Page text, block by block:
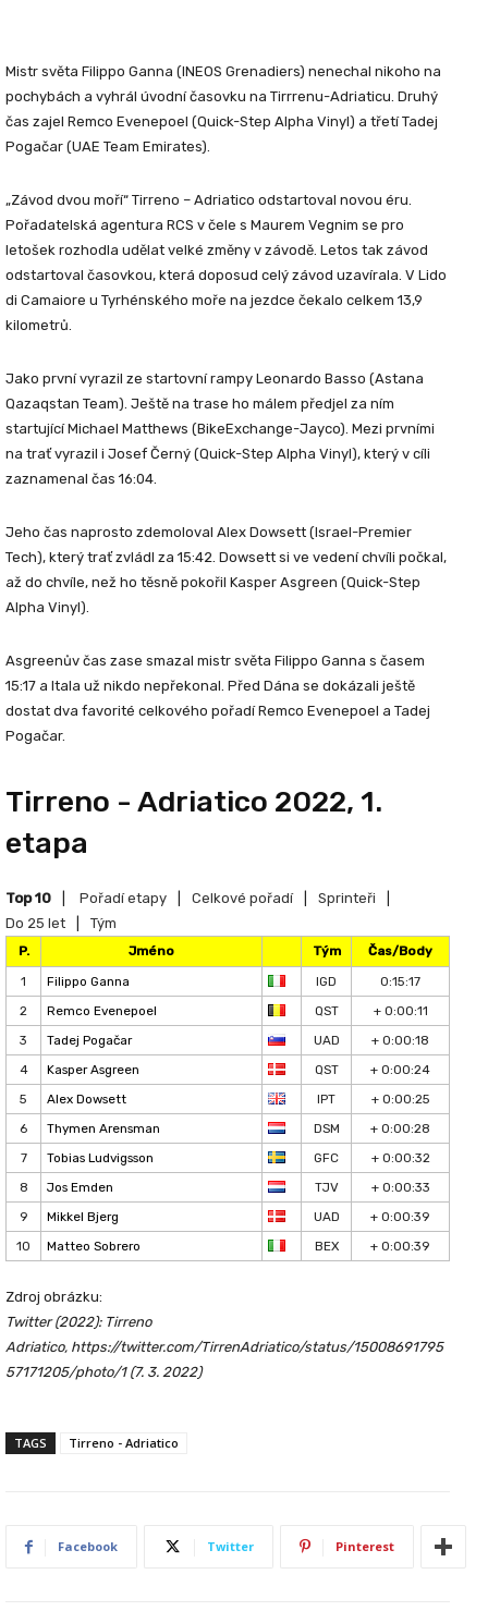
Mistr světa Filippo Ganna (INEOS Grenadiers) nenechal nikoho na
pochybách a vyhrál úvodní časovku na Tirrrenu-Adriaticu. Druhý
čas zajel Remco Evenepoel (Quick-Step Alpha Vinyl) a třetí Tadej
Pogačar (UAE Team Emirates).
„Závod dvou moří“ Tirreno – Adriatico odstartoval novou éru.
Pořadatelská agentura RCS v čele s Maurem Vegnim se pro
letošek rozhodla udělat velké změny v závodě. Letos tak závod
odstartoval časovkou, která doposud celý závod uzavírala. V Lido
di Camaiore u Tyrhénského moře na jezdce čekalo celkem 13,9
kilometrů.
Jako první vyrazil ze startovní rampy Leonardo Basso (Astana
Qazaqstan Team). Ještě na trase ho málem předjel za ním
startující Michael Matthews (BikeExchange-Jayco). Mezi prvními
na trať vyrazil i Josef Černý (Quick-Step Alpha Vinyl), který v cíli
zaznamenal čas 16:04.
Jeho čas naprosto zdemoloval Alex Dowsett (Israel-Premier
Tech), který trať zvládl za 15:42. Dowsett si ve vedení chvíli počkal,
až do chvíle, než ho těsně pokořil Kasper Asgreen (Quick-Step
Alpha Vinyl).
Asgreenův čas zase smazal mistr světa Filippo Ganna s časem
15:17 a Itala už nikdo nepřekonal. Před Dána se dokázali ještě
dostat dva favorité celkového pořadí Remco Evenepoel a Tadej
Pogačar.
Tirreno - Adriatico 2022, 1.
etapa
Top 10 Pořadí etapy Celkové pořadí Sprinteři
Do 25 let
Tým
P. Jméno Tým
Čas/Body
1
Filippo Ganna IGD
0:15:17
2
Remco Evenepoel QST
+ 0:00:11
3
Tadej Pogačar UAD
+ 0:00:18
4
Kasper Asgreen QST
+ 0:00:24
5
Alex Dowsett IPT
+ 0:00:25
6
Thymen Arensman DSM
+ 0:00:28
7
Tobias Ludvigsson GFC
+ 0:00:32
8
Jos Emden TJV
+ 0:00:33
9
Mikkel Bjerg UAD
+ 0:00:39
10
Matteo Sobrero BEX + 0:00:39
Zdroj obrázku:
Twitter (2022): Tirreno
Adriatico, https://twitter.com/TirrenAdriatico/status/15008691795
57171205/photo/1 (7. 3. 2022)
TAGS Tirreno - Adriatico
Facebook Twitter Pinterest